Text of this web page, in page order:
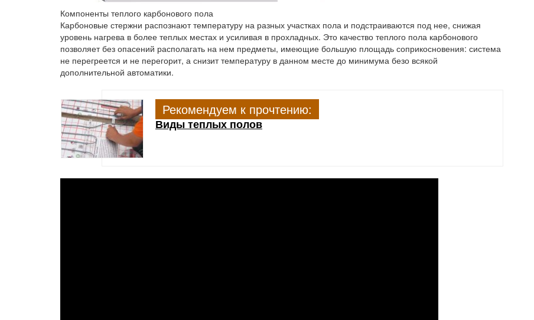
Компоненты теплого карбонового пола
Карбоновые стержни распознают температуру на разных участках пола и подстраиваются под нее, снижая
уровень нагрева в более теплых местах и усиливая в прохладных. Это качество теплого пола карбонового
позволяет без опасений располагать на нем предметы, имеющие большую площадь соприкосновения: система
не перегреется и не перегорит, а снизит температуру в данном месте до минимума безо всякой
дополнительной автоматики.
Рекомендуем к прочтению:
Виды теплых полов